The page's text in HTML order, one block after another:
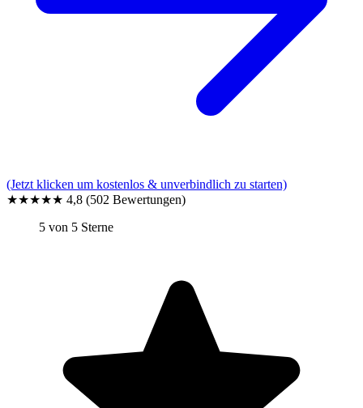
(Jetzt klicken um kostenlos & unverbindlich zu starten)
★★★★★ 4,8 (502 Bewertungen)
5 von 5 Sterne